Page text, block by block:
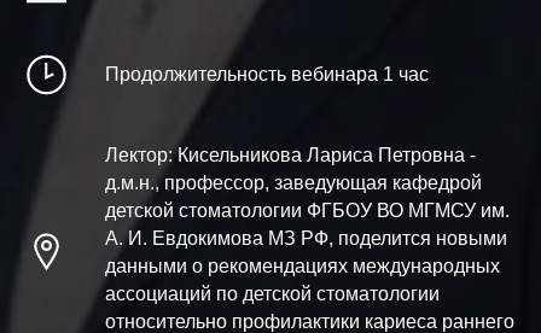
Продолжительность вебинара 1 час
Лектор: Кисельникова Лариса Петровна -
д.м.н., профессор, заведующая кафедрой
детской стоматологии ФГБОУ ВО МГМСУ им.
А. И. Евдокимова МЗ РФ, поделится новыми
данными о рекомендациях международных
ассоциаций по детской стоматологии
относительно профилактики кариеса раннего